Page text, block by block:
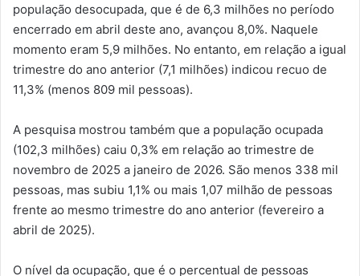
população desocupada, que é de 6,3 milhões no período
encerrado em abril deste ano, avançou 8,0%. Naquele
momento eram 5,9 milhões. No entanto, em relação a igual
trimestre do ano anterior (7,1 milhões) indicou recuo de
11,3% (menos 809 mil pessoas).
A pesquisa mostrou também que a população ocupada
(102,3 milhões) caiu 0,3% em relação ao trimestre de
novembro de 2025 a janeiro de 2026. São menos 338 mil
pessoas, mas subiu 1,1% ou mais 1,07 milhão de pessoas
frente ao mesmo trimestre do ano anterior (fevereiro a
abril de 2025).
O nível da ocupação, que é o percentual de pessoas